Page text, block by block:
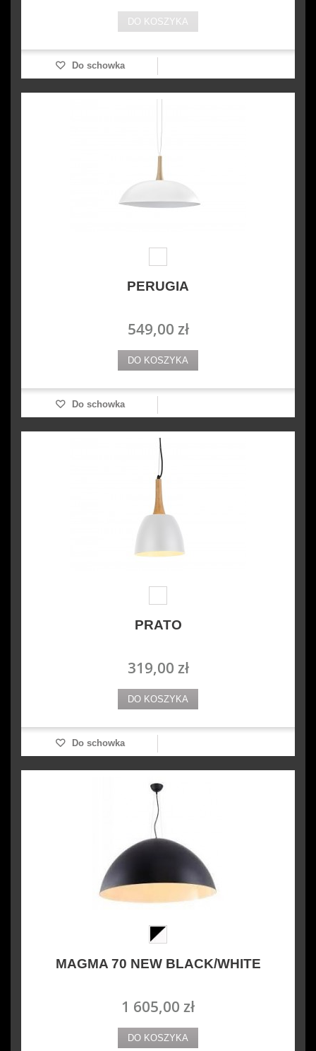
DO KOSZYKA
Do schowka
PERUGIA
549,00 zł
DO KOSZYKA
Do schowka
PRATO
319,00 zł
DO KOSZYKA
Do schowka
MAGMA 70 NEW BLACK/WHITE
1 605,00 zł
DO KOSZYKA